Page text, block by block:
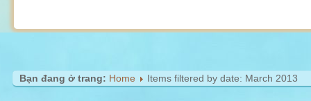
Bạn đang ở trang: Home Items filtered by date: March 2013